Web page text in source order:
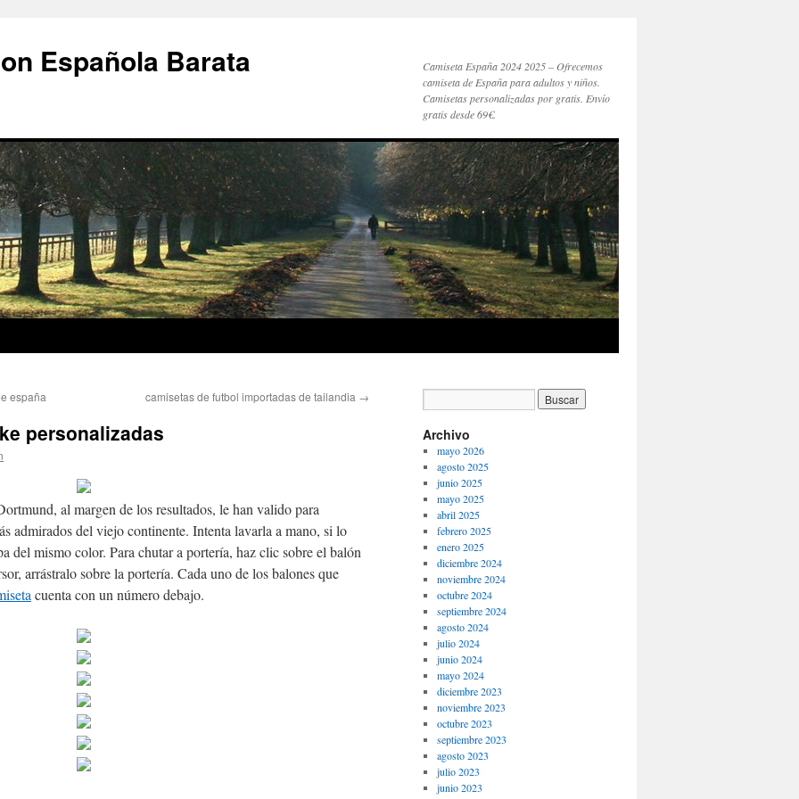
Española Barata
Camiseta España 2024 2025 – Ofrecemos
camiseta de España para adultos y niños.
Camisetas personalizadas por gratis. Envío
gratis desde 69€.
españa camisetas de futbol importadas de tailandia →
personalizadas
al margen de los resultados, le han valido para
admirados del viejo continente. Intenta lavarla a mano, si lo
del mismo color. Para chutar a portería, haz clic sobre el balón
arrástralo sobre la portería. Cada uno de los balones que
cuenta con un número debajo.
Archivo
mayo 2026
agosto 2025
junio 2025
mayo 2025
abril 2025
febrero 2025
enero 2025
diciembre 2024
noviembre 2024
octubre 2024
septiembre 2024
agosto 2024
julio 2024
junio 2024
mayo 2024
diciembre 2023
noviembre 2023
octubre 2023
septiembre 2023
agosto 2023
julio 2023
junio 2023